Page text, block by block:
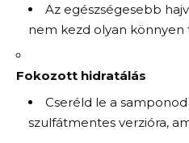
Az egészségesebb
nem kezd olyan
Fokozott hidratálás
Cseréld le a
szulfátmentes verzióra,